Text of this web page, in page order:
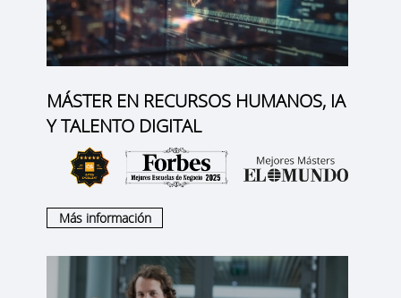
MÁSTER EN RECURSOS HUMANOS, IA
Y TALENTO DIGITAL
Más información